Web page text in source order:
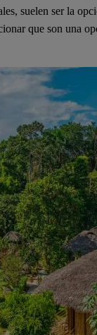
suelen ser la
que son una